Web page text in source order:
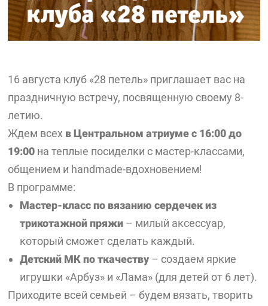
16 августа клуб «28 петель» приглашает вас на
праздничную встречу, посвященную своему 8-
летию.
Ждем всех в Центральном атриуме с 16:00 до
19:00 на теплые посиделки с мастер-классами,
общением и handmade-вдохновением!
В программе:
Мастер-класс по вязанию сердечек из
трикотажной пряжи – милый аксессуар,
который сможет сделать каждый.
Детский МК по ткачеству – создаем яркие
игрушки «Арбуз» и «Лама» (для детей от 6 лет).
Приходите всей семьей – будем вязать, творить